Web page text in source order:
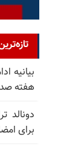
بیانیه
هفته
دونالد
برای